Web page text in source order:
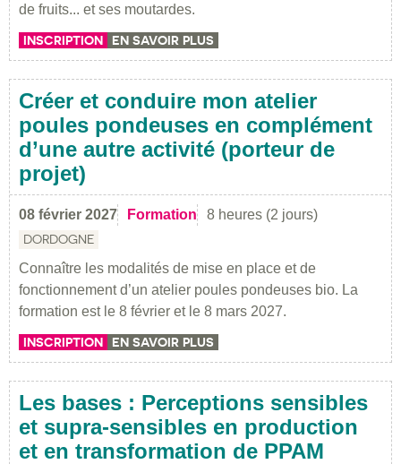
de fruits... et ses moutardes.
INSCRIPTION EN SAVOIR PLUS
Créer et conduire mon atelier
poules pondeuses en complément
d’une autre activité (porteur de
projet)
08 février 2027 Formation 8 heures (2 jours)
DORDOGNE
Connaître les modalités de mise en place et de
fonctionnement d’un atelier poules pondeuses bio. La
formation est le 8 février et le 8 mars 2027.
INSCRIPTION EN SAVOIR PLUS
Les bases : Perceptions sensibles
et supra-sensibles en production
et en transformation de PPAM